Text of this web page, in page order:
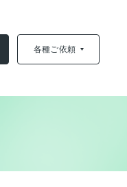
各種ご依頼